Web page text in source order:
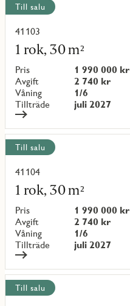
Visa
alla
objekt
Till salu
41103
1 rok, 30 m²
Pris
1 990 000 kr
Avgift
2 740 kr
Våning
1/6
Tillträde
juli 2027
Läs
mer
om
objekt
{objectNumber}
Till salu
41104
1 rok, 30 m²
Pris
1 990 000 kr
Avgift
2 740 kr
Våning
1/6
Tillträde
juli 2027
Läs
mer
om
objekt
{objectNumber}
Till salu